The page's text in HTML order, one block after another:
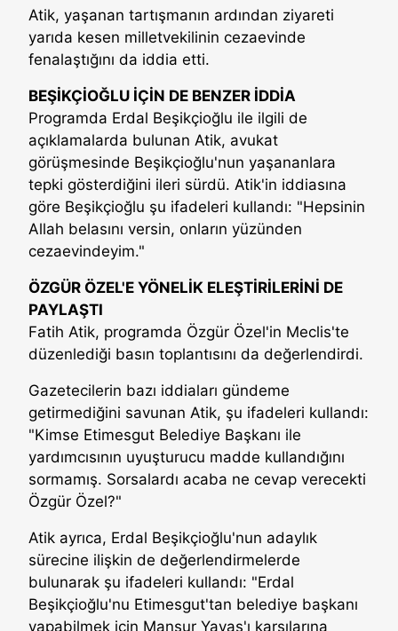
Atik, yaşanan tartışmanın ardından ziyareti
yarıda kesen milletvekilinin cezaevinde
fenalaştığını da iddia etti.
BEŞİKÇİOĞLU İÇİN DE BENZER İDDİA
Programda Erdal Beşikçioğlu ile ilgili de
açıklamalarda bulunan Atik, avukat
görüşmesinde Beşikçioğlu'nun yaşananlara
tepki gösterdiğini ileri sürdü. Atik'in iddiasına
göre Beşikçioğlu şu ifadeleri kullandı: "Hepsinin
Allah belasını versin, onların yüzünden
cezaevindeyim."
ÖZGÜR ÖZEL'E YÖNELİK ELEŞTİRİLERİNİ DE
PAYLAŞTI
Fatih Atik, programda Özgür Özel'in Meclis'te
düzenlediği basın toplantısını da değerlendirdi.
Gazetecilerin bazı iddiaları gündeme
getirmediğini savunan Atik, şu ifadeleri kullandı:
"Kimse Etimesgut Belediye Başkanı ile
yardımcısının uyuşturucu madde kullandığını
sormamış. Sorsalardı acaba ne cevap verecekti
Özgür Özel?"
Atik ayrıca, Erdal Beşikçioğlu'nun adaylık
sürecine ilişkin de değerlendirmelerde
bulunarak şu ifadeleri kullandı: "Erdal
Beşikçioğlu'nu Etimesgut'tan belediye başkanı
yapabilmek için Mansur Yavaş'ı karşılarına